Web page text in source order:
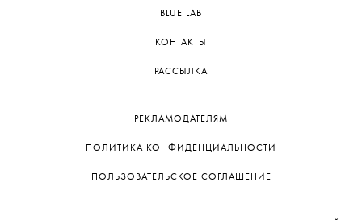
BLUE LAB
КОНТАКТЫ
РАССЫЛКА
РЕКЛАМОДАТЕЛЯМ
ПОЛИТИКА КОНФИДЕНЦИАЛЬНОСТИ
ПОЛЬЗОВАТЕЛЬСКОЕ СОГЛАШЕНИЕ